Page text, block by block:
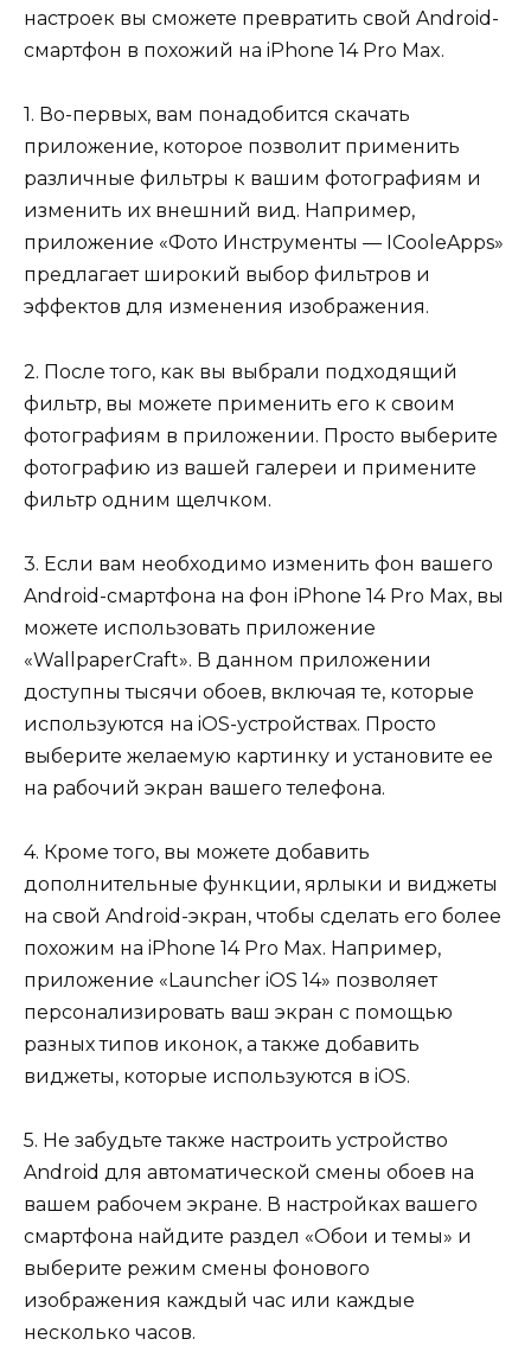
настроек вы сможете превратить свой Android-
смартфон в похожий на iPhone 14 Pro Max.
1. Во-первых, вам понадобится скачать
приложение, которое позволит применить
различные фильтры к вашим фотографиям и
изменить их внешний вид. Например,
приложение «Фото Инструменты — ICooleApps»
предлагает широкий выбор фильтров и
эффектов для изменения изображения.
2. После того, как вы выбрали подходящий
фильтр, вы можете применить его к своим
фотографиям в приложении. Просто выберите
фотографию из вашей галереи и примените
фильтр одним щелчком.
3. Если вам необходимо изменить фон вашего
Android-смартфона на фон iPhone 14 Pro Max, вы
можете использовать приложение
«WallpaperCraft». В данном приложении
доступны тысячи обоев, включая те, которые
используются на iOS-устройствах. Просто
выберите желаемую картинку и установите ее
на рабочий экран вашего телефона.
4. Кроме того, вы можете добавить
дополнительные функции, ярлыки и виджеты
на свой Android-экран, чтобы сделать его более
похожим на iPhone 14 Pro Max. Например,
приложение «Launcher iOS 14» позволяет
персонализировать ваш экран с помощью
разных типов иконок, а также добавить
виджеты, которые используются в iOS.
5. Не забудьте также настроить устройство
Android для автоматической смены обоев на
вашем рабочем экране. В настройках вашего
смартфона найдите раздел «Обои и темы» и
выберите режим смены фонового
изображения каждый час или каждые
несколько часов.